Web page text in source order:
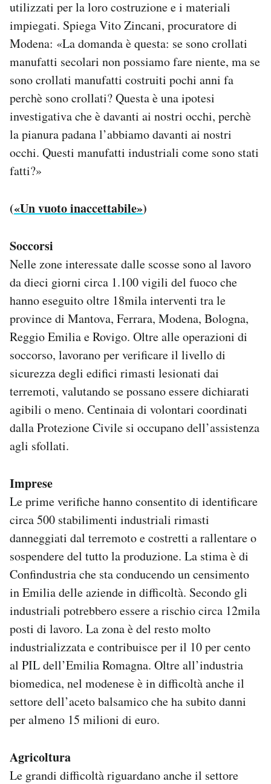
utilizzati per la loro costruzione e i materiali
impiegati. Spiega Vito Zincani, procuratore di
Modena: «La domanda è questa: se sono crollati
manufatti secolari non possiamo fare niente, ma se
sono crollati manufatti costruiti pochi anni fa
perchè sono crollati? Questa è una ipotesi
investigativa che è davanti ai nostri occhi, perchè
la pianura padana l’abbiamo davanti ai nostri
occhi. Questi manufatti industriali come sono stati
fatti?»
(«Un vuoto inaccettabile»)
Soccorsi
Nelle zone interessate dalle scosse sono al lavoro
da dieci giorni circa 1.100 vigili del fuoco che
hanno eseguito oltre 18mila interventi tra le
province di Mantova, Ferrara, Modena, Bologna,
Reggio Emilia e Rovigo. Oltre alle operazioni di
soccorso, lavorano per verificare il livello di
sicurezza degli edifici rimasti lesionati dai
terremoti, valutando se possano essere dichiarati
agibili o meno. Centinaia di volontari coordinati
dalla Protezione Civile si occupano dell’assistenza
agli sfollati.
Imprese
Le prime verifiche hanno consentito di identificare
circa 500 stabilimenti industriali rimasti
danneggiati dal terremoto e costretti a rallentare o
sospendere del tutto la produzione. La stima è di
Confindustria che sta conducendo un censimento
in Emilia delle aziende in difficoltà. Secondo gli
industriali potrebbero essere a rischio circa 12mila
posti di lavoro. La zona è del resto molto
industrializzata e contribuisce per il 10 per cento
al PIL dell’Emilia Romagna. Oltre all’industria
biomedica, nel modenese è in difficoltà anche il
settore dell’aceto balsamico che ha subito danni
per almeno 15 milioni di euro.
Agricoltura
Le grandi difficoltà riguardano anche il settore